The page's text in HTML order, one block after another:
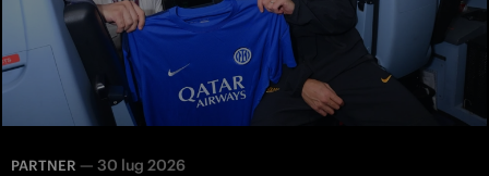
PARTNER — 30 lug 2026